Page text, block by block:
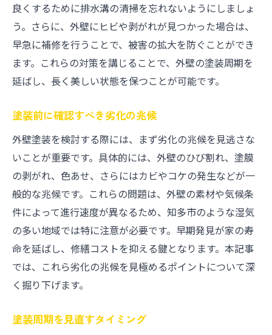
良くするために排水溝の清掃を忘れないようにしましょ
う。さらに、外壁にヒビや剥がれが見つかった場合は、
早急に補修を行うことで、被害の拡大を防ぐことができ
ます。これらの対策を講じることで、外壁の塗装周期を
延ばし、長く美しい状態を保つことが可能です。
塗装前に確認すべき劣化の兆候
外壁塗装を検討する際には、まず劣化の兆候を見逃さな
いことが重要です。具体的には、外壁のひび割れ、塗膜
の剥がれ、色あせ、さらにはカビやコケの発生などが一
般的な兆候です。これらの問題は、外壁の素材や気候条
件によって進行速度が異なるため、知多市のような湿気
の多い地域では特に注意が必要です。早期発見が家の寿
命を延ばし、修繕コストを抑える鍵となります。本記事
では、これら劣化の兆候を見極めるポイントについて深
く掘り下げます。
塗装周期を見直すタイミング